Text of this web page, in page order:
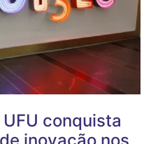
conquista